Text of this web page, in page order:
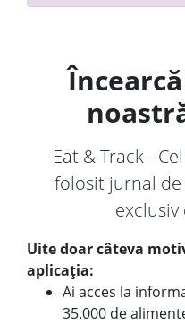
Eat & Track -
folosit jurnal
exclusiv
Uite doar câteva
aplicația:
Ai acces la
35.000 de